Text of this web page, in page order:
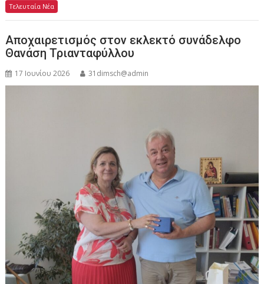
Τελευταία Νέα
Αποχαιρετισμός στον εκλεκτό συνάδελφο
Θανάση Τριανταφύλλου
17 Ιουνίου 2026 31dimsch@admin